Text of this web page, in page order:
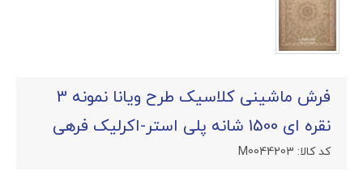
فرش ماشینی کلاسیک طرح ویانا نمونه 3
نقره ای 1500 شانه پلی استر-اکرلیک فرهی
کد کالا: M0044203